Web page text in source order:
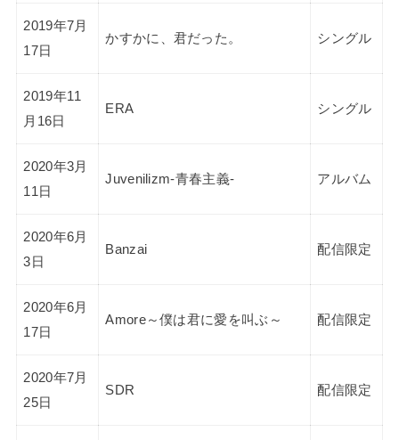
2019年7月
17日
かすかに、君だった。 シングル
2019年11
月16日
ERA シングル
2020年3月
11日
Juvenilizm-青春主義- アルバム
2020年6月
3日
Banzai 配信限定
2020年6月
17日
Amore～僕は君に愛を叫ぶ～ 配信限定
2020年7月
25日
SDR 配信限定